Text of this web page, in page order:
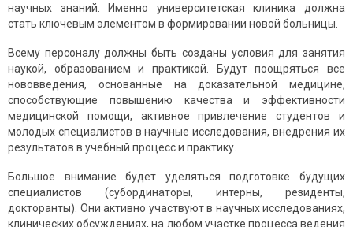
научных знаний. Именно университетская клиника должна
стать ключевым элементом в формировании новой больницы.
Всему персоналу должны быть созданы условия для занятия
наукой, образованием и практикой. Будут поощряться все
нововведения, основанные на доказательной медицине,
способствующие повышению качества и эффективности
медицинской помощи, активное привлечение студентов и
молодых специалистов в научные исследования, внедрения их
результатов в учебный процесс и практику.
Большое внимание будет уделяться подготовке будущих
специалистов (субординаторы, интерны, резиденты,
докторанты). Они активно участвуют в научных исследованиях,
клинических обсуждениях, на любом участке процесса ведения